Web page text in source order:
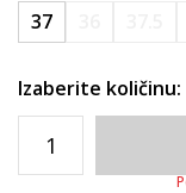
37
Izaberite količinu: